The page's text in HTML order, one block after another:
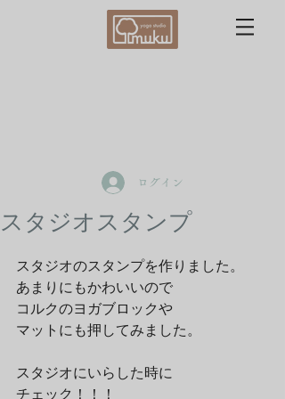
ログイン
スタジオスタンプ
スタジオのスタンプを作りました。
あまりにもかわいいので
コルクのヨガブロックや
マットにも押してみました。
スタジオにいらした時に
チェック！！！